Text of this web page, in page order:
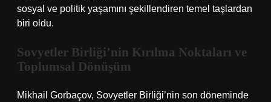
sosyal ve politik yaşamını şekillendiren temel taşlardan
biri oldu.
Sovyetler Birliği’nin Kırılma Noktaları ve
Toplumsal Dönüşüm
Mikhail Gorbaçov, Sovyetler Birliği’nin son döneminde